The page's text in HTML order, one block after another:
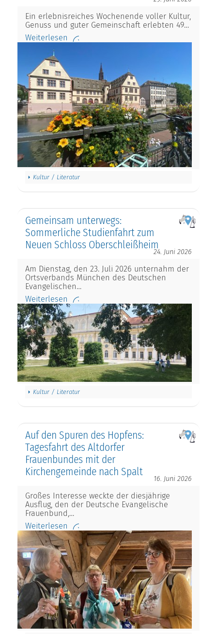
Ein erlebnisreiches Wochenende voller Kultur,
Genuss und guter Gemeinschaft erlebten 49…
Weiterlesen
Kultur / Literatur
Gemeinsam unterwegs:
Sommerliche Studienfahrt zum
Neuen Schloss Oberschleißheim
24. Juni 2026
Am Dienstag, den 23. Juli 2026 unternahm der
Ortsverbands München des Deutschen
Evangelischen…
Weiterlesen
Kultur / Literatur
Auf den Spuren des Hopfens:
Tagesfahrt des Altdorfer
Frauenbundes mit der
Kirchengemeinde nach Spalt
16. Juni 2026
Großes Interesse weckte der diesjährige
Ausflug, den der Deutsche Evangelische
Frauenbund,…
Weiterlesen